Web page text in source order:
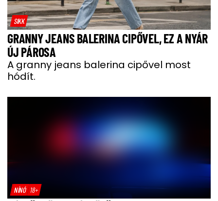
SIKK
GRANNY JEANS BALERINA CIPŐVEL, EZ A NYÁR
ÚJ PÁROSA
A granny jeans balerina cipővel most
hódít.
NÍNÓ 18+